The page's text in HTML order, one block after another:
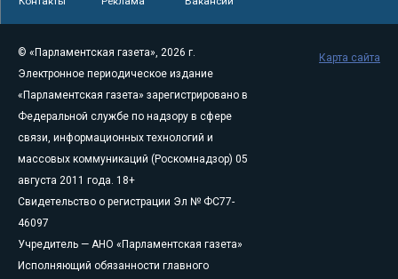
© «Парламентская газета», 2026 г.
Электронное периодическое издание
«Парламентская газета» зарегистрировано в
Федеральной службе по надзору в сфере
связи, информационных технологий и
массовых коммуникаций (Роскомнадзор) 05
августа 2011 года. 18+
Свидетельство о регистрации Эл № ФС77-
46097
Учредитель — АНО «Парламентская газета»
Исполняющий обязанности главного
Карта сайта